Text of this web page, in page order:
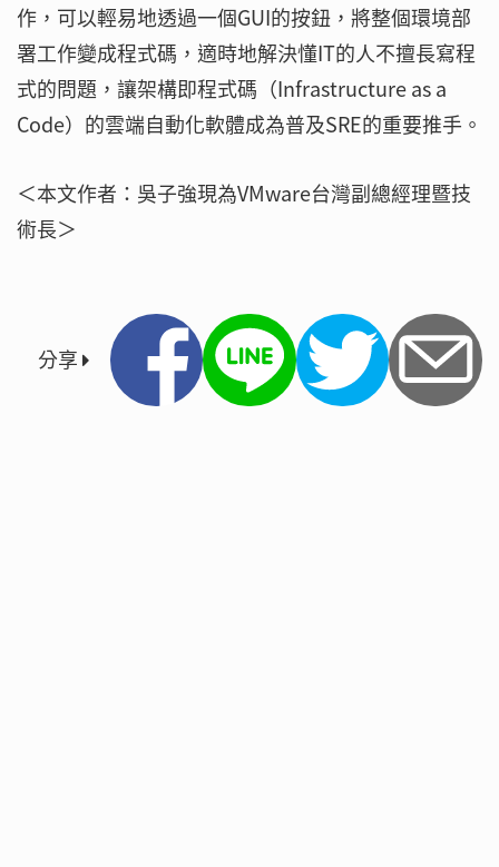
作，可以輕易地透過一個GUI的按鈕，將整個環境部
署工作變成程式碼，適時地解決懂IT的人不擅長寫程
式的問題，讓架構即程式碼（Infrastructure as a
Code）的雲端自動化軟體成為普及SRE的重要推手。
＜本文作者：吳子強現為VMware台灣副總經理暨技
術長＞
分享